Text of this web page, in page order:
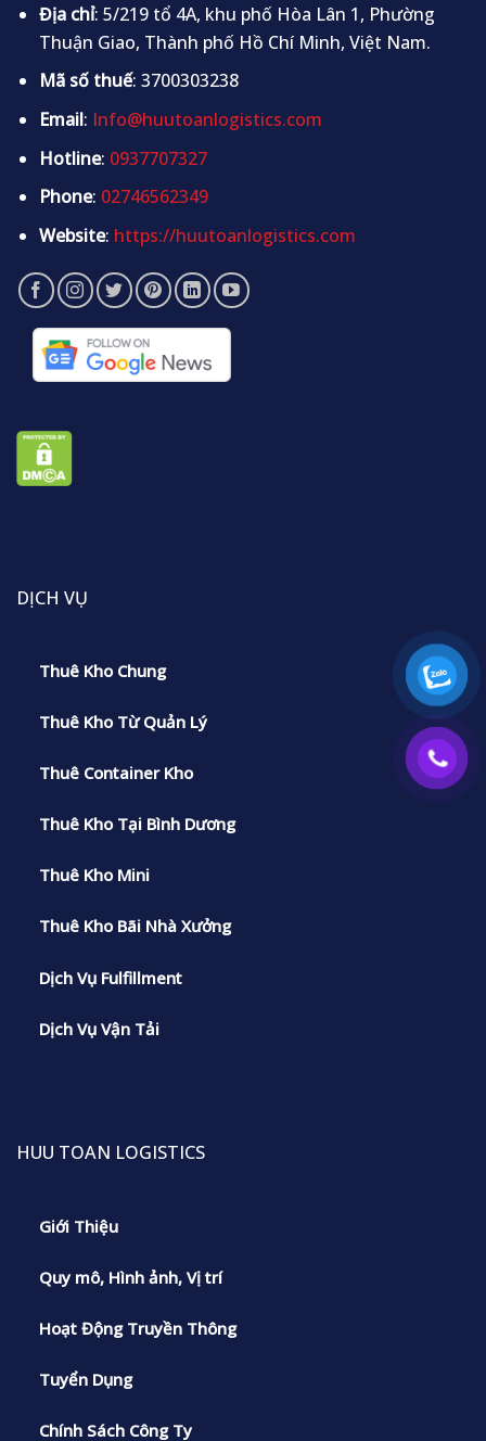
Địa chỉ: 5/219 tổ 4A, khu phố Hòa Lân 1, Phường
Thuận Giao, Thành phố Hồ Chí Minh, Việt Nam.
Mã số thuế: 3700303238
Email: Info@huutoanlogistics.com
Hotline: 0937707327
Phone: 02746562349
Website: https://huutoanlogistics.com
DỊCH VỤ
Thuê Kho Chung
Thuê Kho Từ Quản Lý
Thuê Container Kho
Thuê Kho Tại Bình Dương
Thuê Kho Mini
Thuê Kho Bãi Nhà Xưởng
Dịch Vụ Fulfillment
Dịch Vụ Vận Tải
HUU TOAN LOGISTICS
Giới Thiệu
Quy mô, Hình ảnh, Vị trí
Hoạt Động Truyền Thông
Tuyển Dụng
Chính Sách Công Ty